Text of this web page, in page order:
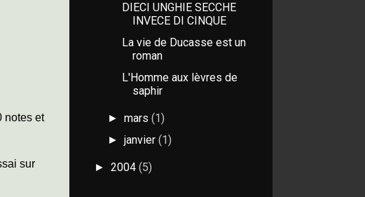
notes et
sur
DIECI UNGHIE SECCHE
INVECE DI CINQUE
La vie de Ducasse est un
roman
L'Homme aux lèvres de
saphir
►mars(1)
►janvier(1)
► 2004 (5)